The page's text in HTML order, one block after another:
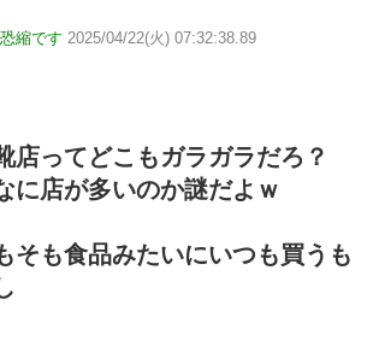
縮です 2025/04/22(火) 07:32:38.89
店ってどこもガラガラだろ？
に店が多いのか謎だよｗ
そも食品みたいにいつも買うも